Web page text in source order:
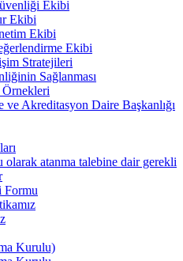
Ekibi
Ekibi
Ekibi
Ekibi
Stratejileri
Sağlanması
ve Akreditasyon Daire Başkanlığı
olarak atanma talebine dair gerekli
Formu
Kurulu)